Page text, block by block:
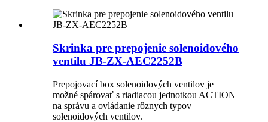
Skrinka pre prepojenie solenoidového
ventilu JB-ZX-AEC2252B
Prepojovací box solenoidových ventilov je
možné spárovať s riadiacou jednotkou ACTION
na správu a ovládanie rôznych typov
solenoidových ventilov.